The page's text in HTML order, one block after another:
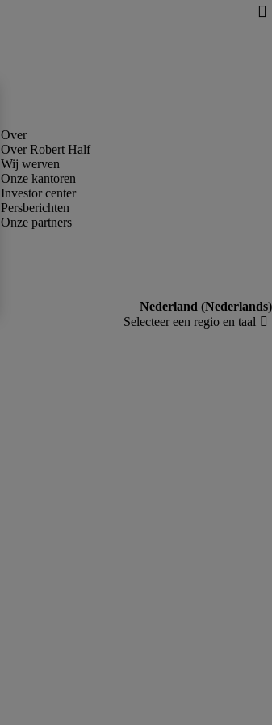
Over Robert Half
Wij werven
Onze kantoren
Investor center
Persberichten
Onze partners